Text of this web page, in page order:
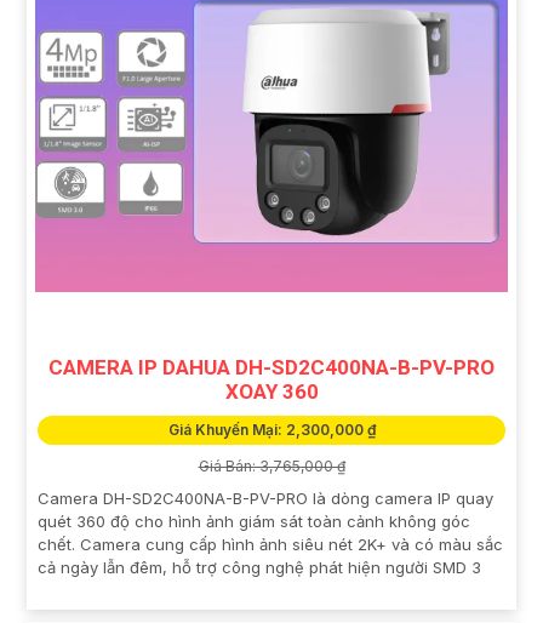
CAMERA IP DAHUA DH-SD2C400NA-B-PV-PRO
XOAY 360
Giá Khuyến Mại: 2,300,000 ₫
Giá Bán: 3,765,000 ₫
Camera DH-SD2C400NA-B-PV-PRO là dòng camera IP quay
quét 360 độ cho hình ảnh giám sát toàn cảnh không góc
chết. Camera cung cấp hình ảnh siêu nét 2K+ và có màu sắc
cả ngày lẫn đêm, hỗ trợ công nghệ phát hiện người SMD 3